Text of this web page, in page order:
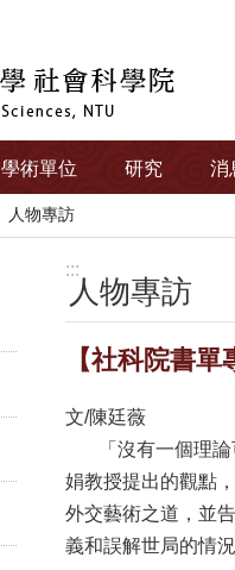
學術單位 研究 消
人物專訪
:::
人物專訪
【社科院書
文/陳廷薇
「沒有一個理論
娟教授提出的觀點
外交藝術之道，並
義和誤解世局的情